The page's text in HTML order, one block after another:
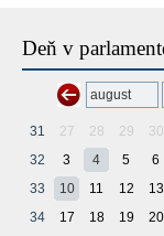
Deň v
31 27 28 29 30
32
3 4 5 6
33
10 11 12 13
34
17 18 19 20